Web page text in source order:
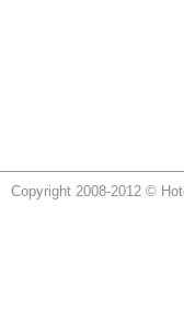
Copyright 2008-2012 ©